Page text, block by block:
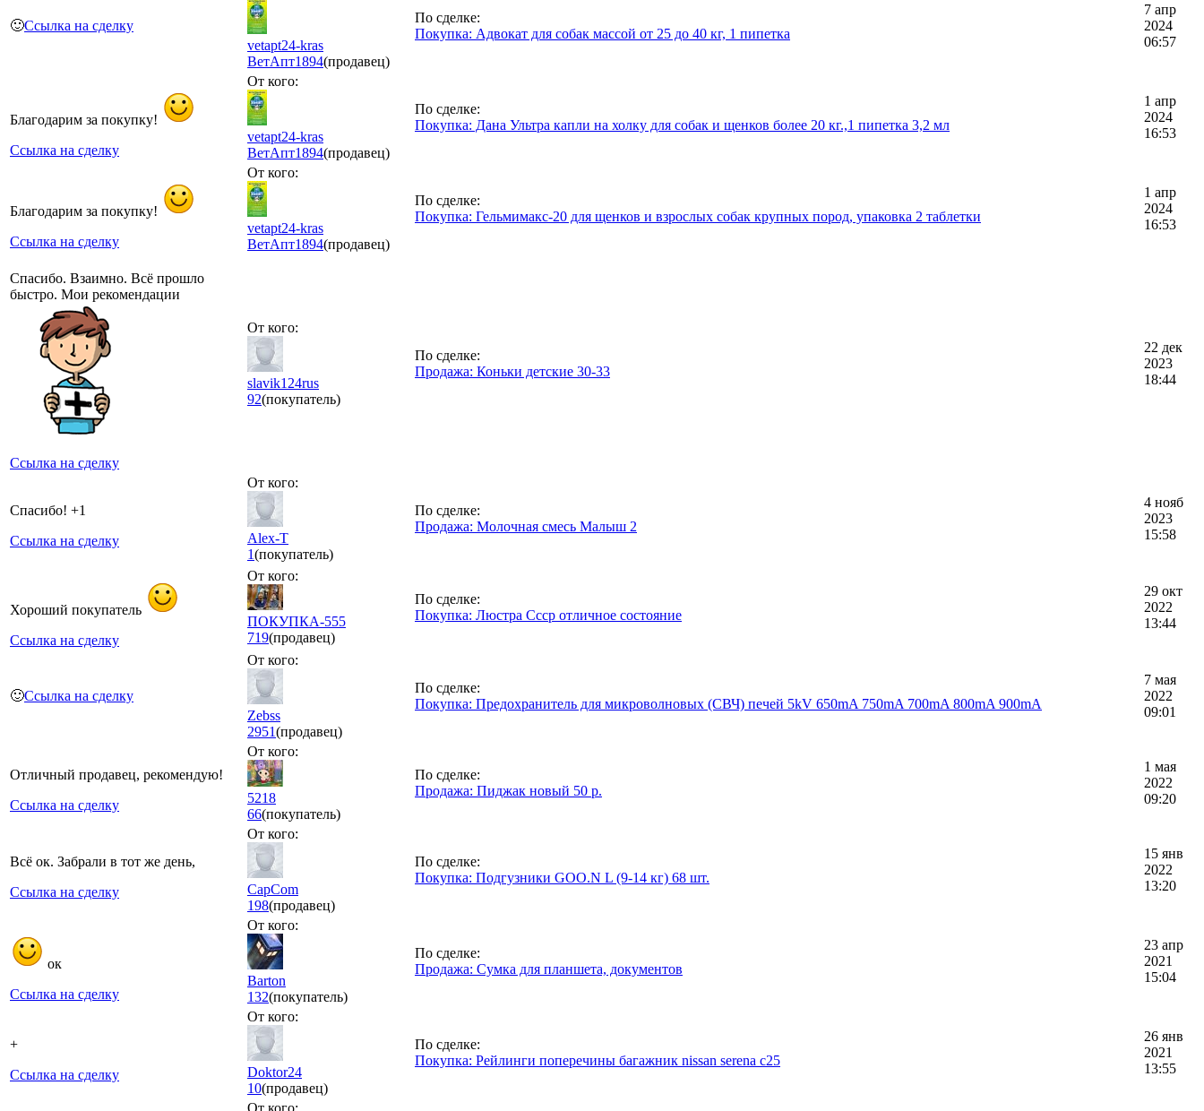
🙂Ссылка на сделку
vetapt24-kras
ВетАпт1894(продавец)
По сделке:
Покупка: Адвокат для собак массой от 25 до 40 кг, 1 пипетка
7 апр
2024
06:57
Благодарим за покупку!
Ссылка на сделку
От кого:
vetapt24-kras
ВетАпт1894(продавец)
По сделке:
Покупка: Дана Ультра капли на холку для собак и щенков более 20 кг.,1 пипетка 3,2 мл
1 апр
2024
16:53
Благодарим за покупку!
Ссылка на сделку
От кого:
vetapt24-kras
ВетАпт1894(продавец)
По сделке:
Покупка: Гельмимакс-20 для щенков и взрослых собак крупных пород, упаковка 2 таблетки
1 апр
2024
16:53
Спасибо. Взаимно. Всё прошло
быстро. Мои рекомендации
Ссылка на сделку
От кого:
slavik124rus
92(покупатель)
По сделке:
Продажа: Коньки детские 30-33
22 дек
2023
18:44
Спасибо! +1
Ссылка на сделку
От кого:
Alex-T
1(покупатель)
По сделке:
Продажа: Молочная смесь Малыш 2
4 нояб
2023
15:58
Хороший покупатель
Ссылка на сделку
От кого:
ПОКУПКА-555
719(продавец)
По сделке:
Покупка: Люстра Ссср отличное состояние
29 окт
2022
13:44
🙂Ссылка на сделку
От кого:
Zebss
2951(продавец)
По сделке:
Покупка: Предохранитель для микроволновых (СВЧ) печей 5kV 650mA 750mA 700mA 800mA 900mA
7 мая
2022
09:01
Отличный продавец, рекомендую!
Ссылка на сделку
От кого:
5218
66(покупатель)
По сделке:
Продажа: Пиджак новый 50 р.
1 мая
2022
09:20
Всё ок. Забрали в тот же день,
Ссылка на сделку
От кого:
CapCom
198(продавец)
По сделке:
Покупка: Подгузники GOO.N L (9-14 кг) 68 шт.
15 янв
2022
13:20
ок
Ссылка на сделку
От кого:
Ваrtоn
132(покупатель)
По сделке:
Продажа: Сумка для планшета, документов
23 апр
2021
15:04
+
Ссылка на сделку
От кого:
Doktor24
10(продавец)
По сделке:
Покупка: Рейлинги поперечины багажник nissan serena c25
26 янв
2021
13:55
От кого: